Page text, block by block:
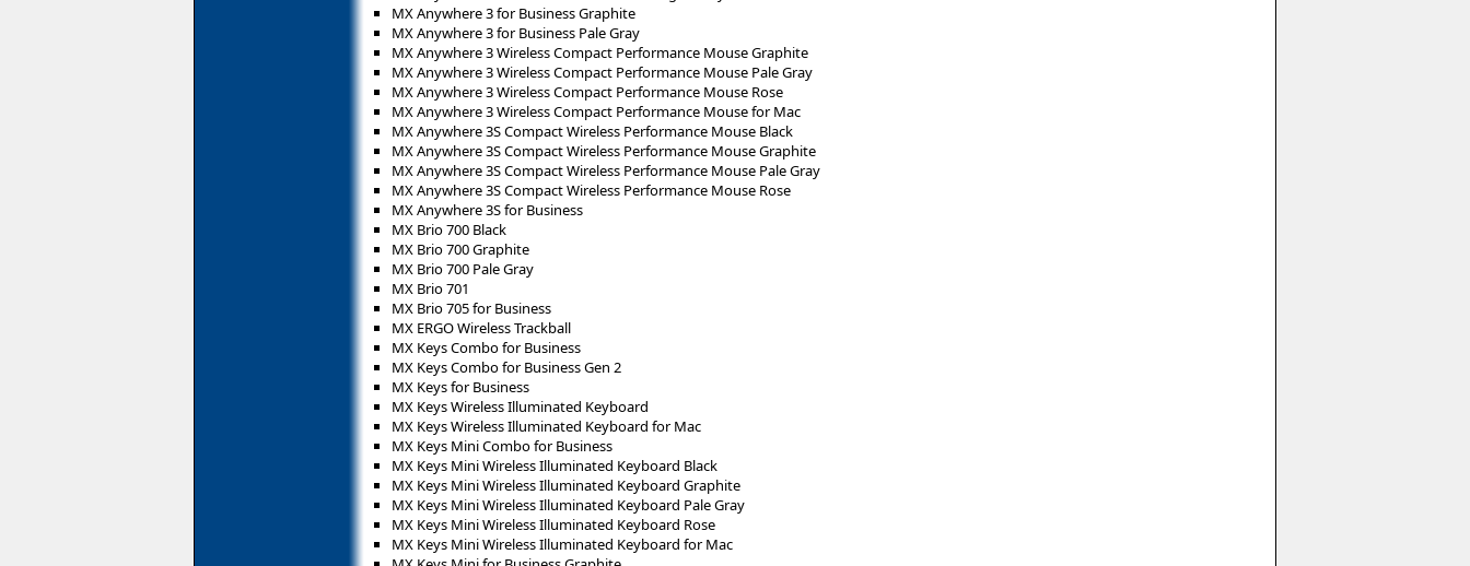
MX Anywhere 3 for Business Graphite
MX Anywhere 3 for Business Pale Gray
MX Anywhere 3 Wireless Compact Performance Mouse Graphite
MX Anywhere 3 Wireless Compact Performance Mouse Pale Gray
MX Anywhere 3 Wireless Compact Performance Mouse Rose
MX Anywhere 3 Wireless Compact Performance Mouse for Mac
MX Anywhere 3S Compact Wireless Performance Mouse Black
MX Anywhere 3S Compact Wireless Performance Mouse Graphite
MX Anywhere 3S Compact Wireless Performance Mouse Pale Gray
MX Anywhere 3S Compact Wireless Performance Mouse Rose
MX Anywhere 3S for Business
MX Brio 700 Black
MX Brio 700 Graphite
MX Brio 700 Pale Gray
MX Brio 701
MX Brio 705 for Business
MX ERGO Wireless Trackball
MX Keys Combo for Business
MX Keys Combo for Business Gen 2
MX Keys for Business
MX Keys Wireless Illuminated Keyboard
MX Keys Wireless Illuminated Keyboard for Mac
MX Keys Mini Combo for Business
MX Keys Mini Wireless Illuminated Keyboard Black
MX Keys Mini Wireless Illuminated Keyboard Graphite
MX Keys Mini Wireless Illuminated Keyboard Pale Gray
MX Keys Mini Wireless Illuminated Keyboard Rose
MX Keys Mini Wireless Illuminated Keyboard for Mac